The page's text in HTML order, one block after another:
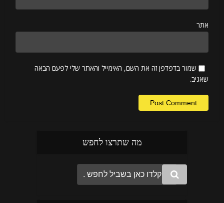
אתר
שמור בדפדפן זה את השם, האימייל והאתר שלי לפעם הבאה
שאגיב.
מה שתרצו לחפש